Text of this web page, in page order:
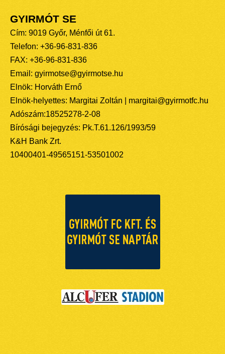
GYIRMÓT SE
Cím: 9019 Győr, Ménfői út 61.
Telefon: +36-96-831-836
FAX: +36-96-831-836
Email: gyirmotse@gyirmotse.hu
Elnök: Horváth Ernő
Elnök-helyettes: Margitai Zoltán | margitai@gyirmotfc.hu
Adószám:18525278-2-08
Bírósági bejegyzés: Pk.T.61.126/1993/59
K&H Bank Zrt.
10400401-49565151-53501002